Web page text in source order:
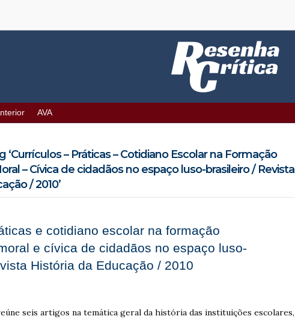
AVA
‘Currículos – Práticas – Cotidiano Escolar na Formação
– Cívica de cidadãos no espaço luso-brasileiro / Revista
/ 2010’
e cotidiano escolar na formação
e cívica de cidadãos no espaço luso-
História da Educação / 2010
seis artigos na temática geral da história das instituições escolares,